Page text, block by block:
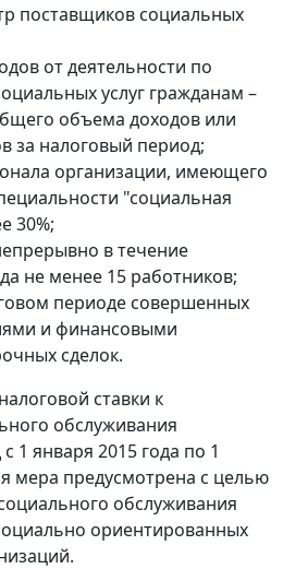
поставщиков социальных
от деятельности по
услуг гражданам –
объема доходов или
за налоговый период;
организации, имеющего
"социальная
30%;
в течение
не менее 15 работников;
периоде совершенных
и финансовыми
сделок.
ставки к
обслуживания
1 января 2015 года по 1
мера предусмотрена с целью
обслуживания
ориентированных